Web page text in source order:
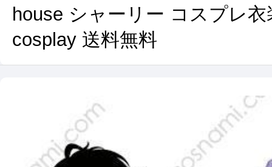
house シャーリー コスプレ
cosplay 送料無料